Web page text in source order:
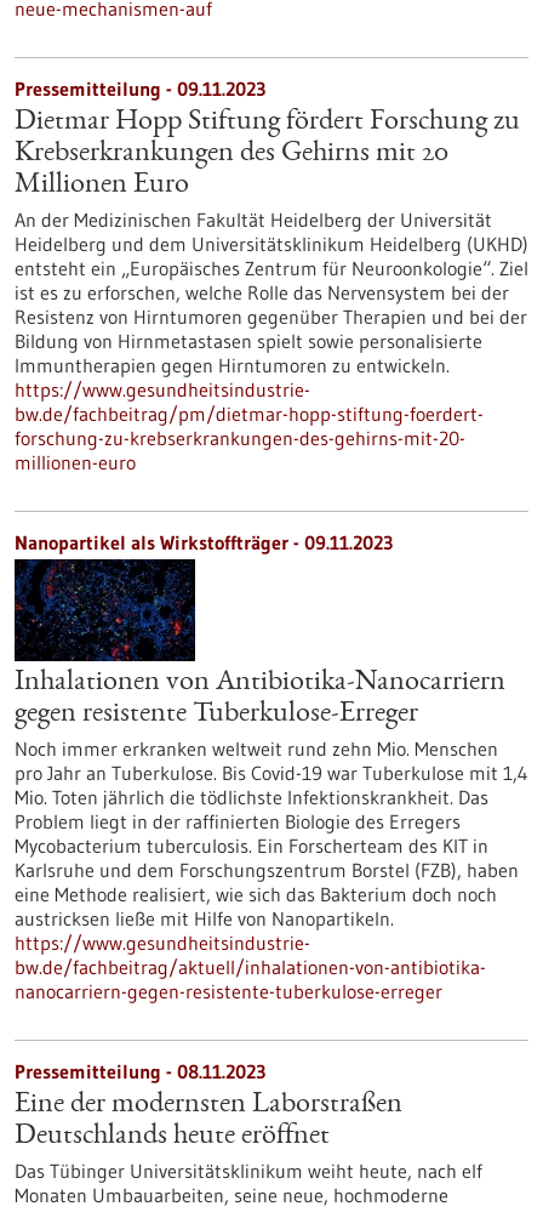
neue-mechanismen-auf
Pressemitteilung - 09.11.2023
Dietmar Hopp Stiftung fördert Forschung zu
Krebserkrankungen des Gehirns mit 20
Millionen Euro
An der Medizinischen Fakultät Heidelberg der Universität
Heidelberg und dem Universitätsklinikum Heidelberg (UKHD)
entsteht ein „Europäisches Zentrum für Neuroonkologie“. Ziel
ist es zu erforschen, welche Rolle das Nervensystem bei der
Resistenz von Hirntumoren gegenüber Therapien und bei der
Bildung von Hirnmetastasen spielt sowie personalisierte
Immuntherapien gegen Hirntumoren zu entwickeln.
https://www.gesundheitsindustrie-
bw.de/fachbeitrag/pm/dietmar-hopp-stiftung-foerdert-
forschung-zu-krebserkrankungen-des-gehirns-mit-20-
millionen-euro
Nanopartikel als Wirkstoffträger - 09.11.2023
Inhalationen von Antibiotika-Nanocarriern
gegen resistente Tuberkulose-Erreger
Noch immer erkranken weltweit rund zehn Mio. Menschen
pro Jahr an Tuberkulose. Bis Covid-19 war Tuberkulose mit 1,4
Mio. Toten jährlich die tödlichste Infektionskrankheit. Das
Problem liegt in der raffinierten Biologie des Erregers
Mycobacterium tuberculosis. Ein Forscherteam des KIT in
Karlsruhe und dem Forschungszentrum Borstel (FZB), haben
eine Methode realisiert, wie sich das Bakterium doch noch
austricksen ließe mit Hilfe von Nanopartikeln.
https://www.gesundheitsindustrie-
bw.de/fachbeitrag/aktuell/inhalationen-von-antibiotika-
nanocarriern-gegen-resistente-tuberkulose-erreger
Pressemitteilung - 08.11.2023
Eine der modernsten Laborstraßen
Deutschlands heute eröffnet
Das Tübinger Universitätsklinikum weiht heute, nach elf
Monaten Umbauarbeiten, seine neue, hochmoderne